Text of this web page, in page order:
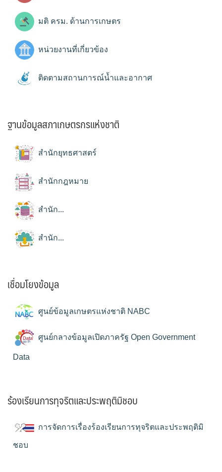
มติ ครม. ด้านการเกษตร
หน่วยงานที่เกี่ยวข้อง
ติดตามสถานการณ์น้ำและอากาศ
ฐานข้อมูลสภาเกษตรกรแห่งชาติ
สำนักยุทธศาสตร์
สำนักกฎหมาย
สำนัก...
สำนัก...
เชื่อมโยงข้อมูล
ศูนย์ข้อมูลเกษตรแห่งชาติ NABC
ศูนย์กลางข้อมูลเปิดภาครัฐ Open Government
Data
ร้องเรียนการทุจริตและประพฤติมิชอบ
การจัดการเรื่องร้องเรียนการทุจริตและประพฤติมิ
ชอบ